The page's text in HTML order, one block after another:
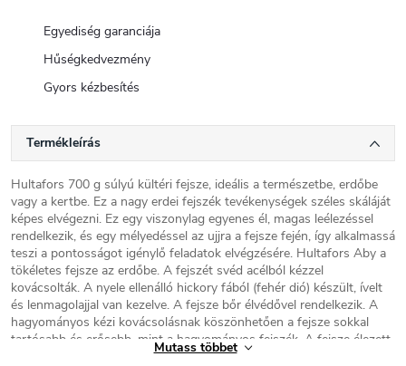
Egyediség garanciája
Hűségkedvezmény
Gyors kézbesítés
Termékleírás
Hultafors 700 g súlyú kültéri fejsze, ideális a természetbe, erdőbe
vagy a kertbe. Ez a nagy erdei fejszék tevékenységek széles skáláját
képes elvégezni. Ez egy viszonylag egyenes él, magas leélezéssel
rendelkezik, és egy mélyedéssel az ujjra a fejsze fején, így alkalmassá
teszi a pontosságot igénylő feladatok elvégzésére. Hultafors Aby a
tökéletes fejsze az erdőbe. A fejszét svéd acélból kézzel
kovácsolták. A nyele ellenálló hickory fából (fehér dió) készült, ívelt
és lenmagolajjal van kezelve. A fejsze bőr élvédővel rendelkezik. A
hagyományos kézi kovácsolásnak köszönhetően a fejsze sokkal
tartósabb és erősebb, mint a hagyományos fejszék. A fejsze élezett
és polírozott, a fejsze azonnal felhasználható. A fejsze egy szép
Mutass többet